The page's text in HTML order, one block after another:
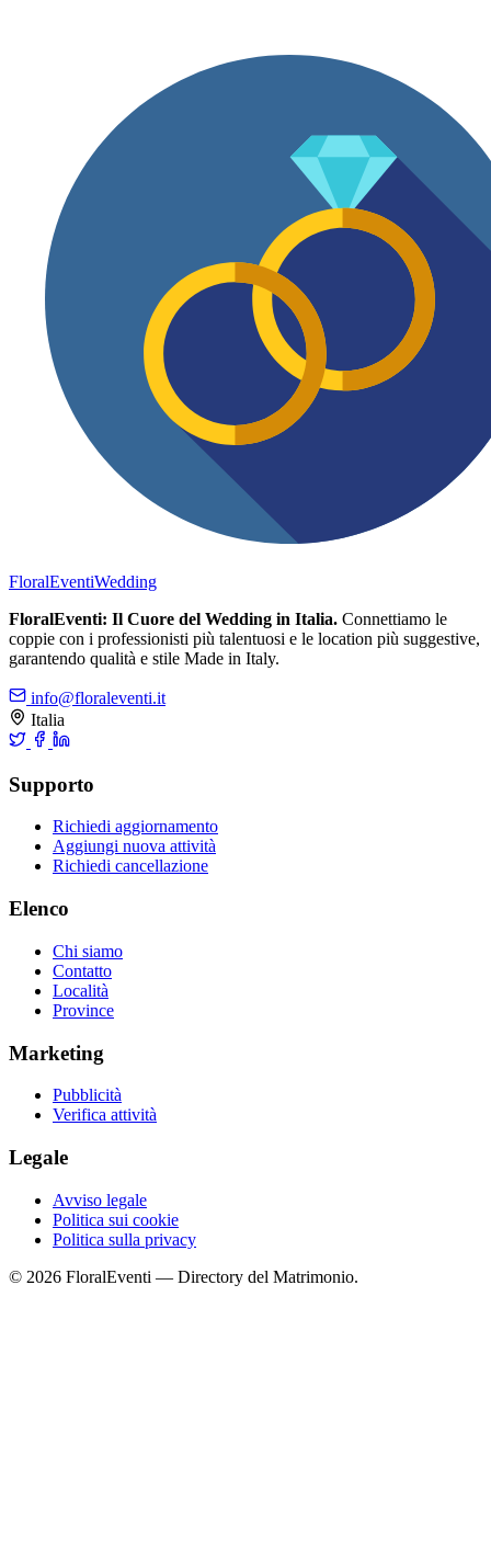
FloralEventiWedding
FloralEventi: Il Cuore del Wedding in Italia. Connettiamo le
coppie con i professionisti più talentuosi e le location più suggestive,
garantendo qualità e stile Made in Italy.
info@floraleventi.it
Italia
Supporto
Richiedi aggiornamento
Aggiungi nuova attività
Richiedi cancellazione
Elenco
Chi siamo
Contatto
Località
Province
Marketing
Pubblicità
Verifica attività
Legale
Avviso legale
Politica sui cookie
Politica sulla privacy
© 2026 FloralEventi — Directory del Matrimonio.